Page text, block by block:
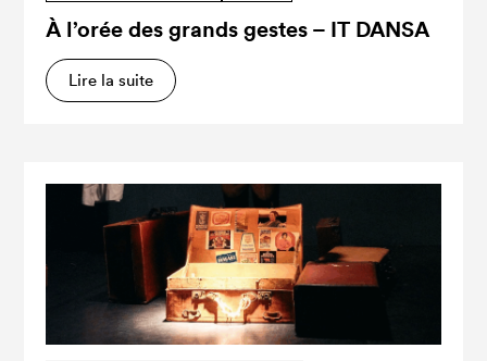
À l’orée des grands gestes – IT DANSA
Lire la suite